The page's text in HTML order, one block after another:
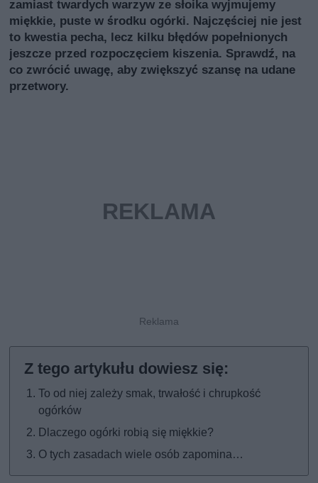
zamiast twardych warzyw ze słoika wyjmujemy
miękkie, puste w środku ogórki. Najczęściej nie jest
to kwestia pecha, lecz kilku błędów popełnionych
jeszcze przed rozpoczęciem kiszenia. Sprawdź, na
co zwrócić uwagę, aby zwiększyć szansę na udane
przetwory.
To od niej zależy smak, trwałość i chrupkość
ogórków
Dlaczego ogórki robią się miękkie?
O tych zasadach wiele osób zapomina…